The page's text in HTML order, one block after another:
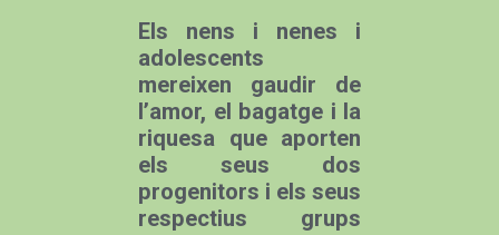
Els nens i nenes i
adolescents
mereixen gaudir de
l’amor, el bagatge i la
riquesa que aporten
els seus dos
progenitors i els seus
respectius grups